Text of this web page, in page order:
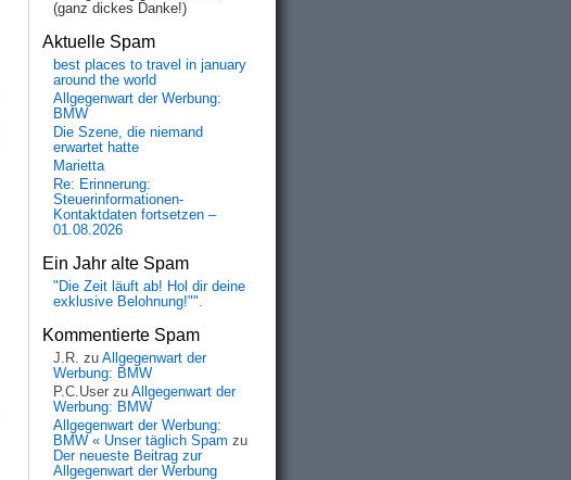
(ganz dickes Danke!)
Aktuelle Spam
best places to travel in january
around the world
Allgegenwart der Werbung:
BMW
Die Szene, die niemand
erwartet hatte
Marietta
Re: Erinnerung:
Steuerinformationen-
Kontaktdaten fortsetzen –
01.08.2026
Ein Jahr alte Spam
"Die Zeit läuft ab! Hol dir deine
exklusive Belohnung!"".
Kommentierte Spam
J.R. zu Allgegenwart der
Werbung: BMW
P.C.User zu Allgegenwart der
Werbung: BMW
Allgegenwart der Werbung:
BMW « Unser täglich Spam zu
Der neueste Beitrag zur
Allgegenwart der Werbung